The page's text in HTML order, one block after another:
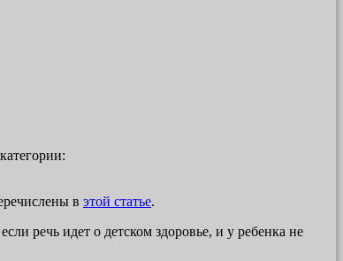
в этой статье.
речь идет о детском здоровье, и у ребенка не